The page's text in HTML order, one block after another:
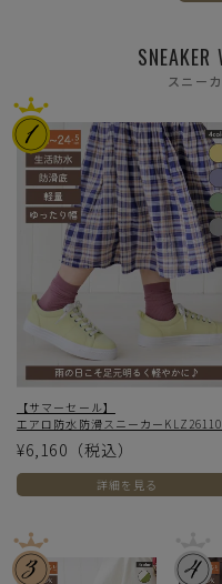
SNEAKER
スニー
【サマーセール】
エアロ防水防滑スニーカー
¥6,160 （税込）
詳細を見る